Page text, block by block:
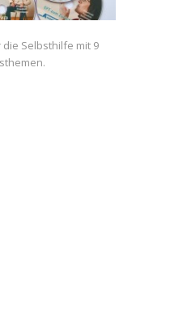
die Selbsthilfe mit 9